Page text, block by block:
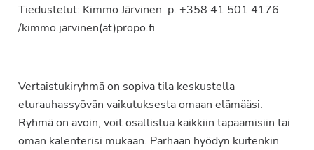
Tiedustelut: Kimmo Järvinen p. +358 41 501 4176
/kimmo.jarvinen(at)propo.fi
Vertaistukiryhmä on sopiva tila keskustella
eturauhassyövän vaikutuksesta omaan elämääsi.
Ryhmä on avoin, voit osallistua kaikkiin tapaamisiin tai
oman kalenterisi mukaan. Parhaan hyödyn kuitenkin